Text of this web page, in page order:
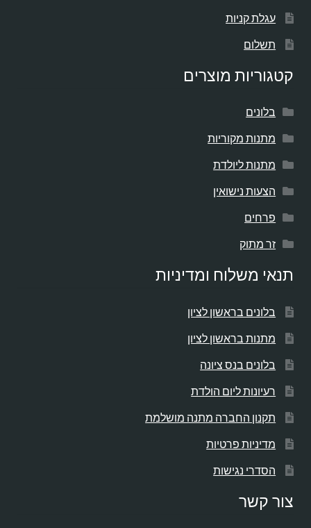
עגלת קניות
תשלום
קטגוריות מוצרים
בלונים
מתנות מקוריות
מתנות ליולדת
הצעות נישואין
פרחים
זר מתוק
תנאי משלוח ומדיניות
בלונים בראשון לציון
מתנות בראשון לציון
בלונים בנס ציונה
רעיונות ליום הולדת
תקנון החברה מתנה מושלמת
מדיניות פרטיות
הסדרי נגישות
צור קשר